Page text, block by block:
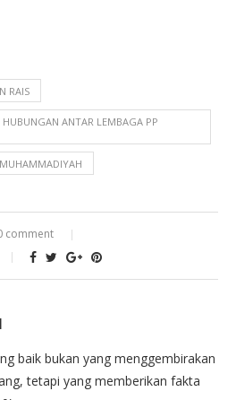
RAIS
ANTAR LEMBAGA PP
comment
baik bukan yang menggembirakan
tetapi yang memberikan fakta